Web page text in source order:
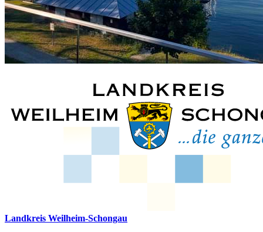
Landkreis Weilheim-Schongau